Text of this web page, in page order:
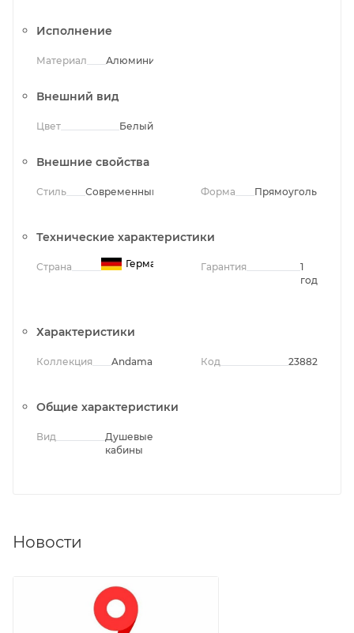
Исполнение
Материал Алюминий
Внешний вид
Цвет Белый
Внешние свойства
Стиль Современный Форма Прямоугольная
Технические характеристики
Страна Германия Гарантия
1
год
Характеристики
Коллекция Andaman Код 23882
Общие характеристики
Вид
Душевые
кабины
Новости